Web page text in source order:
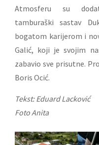
Atmosferu su
tamburaški sastav
bogatom karijerom i
Galić, koji je svojim
zabavio sve prisutne.
Boris Ocić.
Tekst: Eduard Lacković
Foto Anita